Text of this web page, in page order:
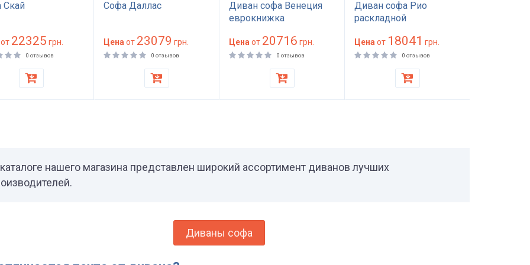
Скай
от 22325 грн.
0 отзывов
Софа Даллас
Цена от 23079 грн.
0 отзывов
Диван софа Венеция
еврокнижка
Цена от 20716 грн.
0 отзывов
Диван софа Рио
раскладной
Цена от 18041 грн.
0 отзывов
нашего магазина представлен широкий ассортимент диванов лучших
Диваны софа